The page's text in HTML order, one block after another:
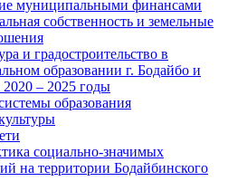
муниципальными финансами
собственность и земельные
и градостроительство в
образовании г. Бодайбо и
2020 – 2025 годы
образования
социально-значимых
на территории Бодайбинского